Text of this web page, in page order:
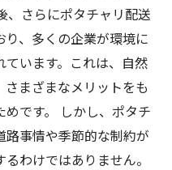
、さらにポタチャリ配送
、多くの企業が環境に
います。これは、自然
まざまなメリットをも
です。 しかし、ポタチ
路事情や季節的な制約が
わけではありません。